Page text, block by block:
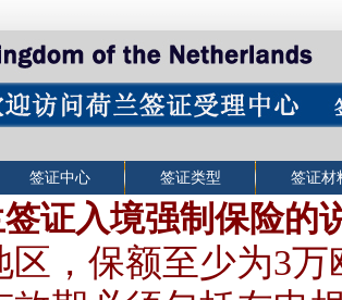
签证中心 签证类型 签证材
证入境强制保险的
区，保额至少为3万